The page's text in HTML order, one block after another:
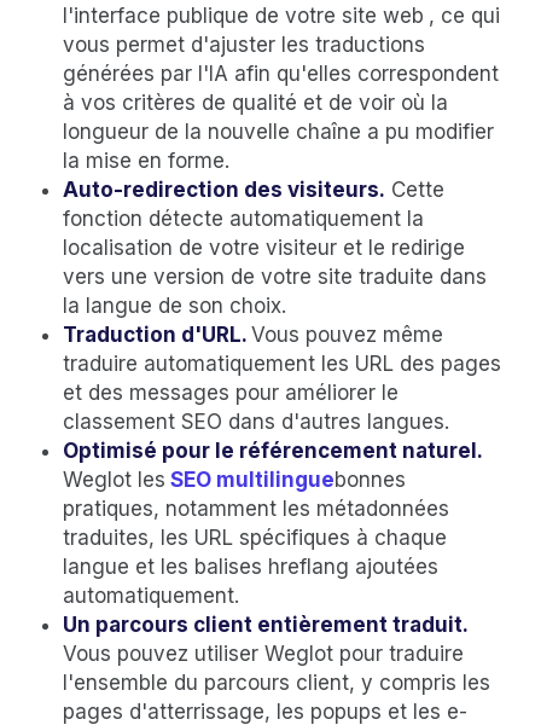
l'interface publique de votre site web , ce qui
vous permet d'ajuster les traductions
générées par l'IA afin qu'elles correspondent
à vos critères de qualité et de voir où la
longueur de la nouvelle chaîne a pu modifier
la mise en forme.
Auto-redirection des visiteurs. Cette
fonction détecte automatiquement la
localisation de votre visiteur et le redirige
vers une version de votre site traduite dans
la langue de son choix.
Traduction d'URL. Vous pouvez même
traduire automatiquement les URL des pages
et des messages pour améliorer le
classement SEO dans d'autres langues.
Optimisé pour le référencement naturel.
Weglot les SEO multilinguebonnes
pratiques, notamment les métadonnées
traduites, les URL spécifiques à chaque
langue et les balises hreflang ajoutées
automatiquement.
Un parcours client entièrement traduit.
Vous pouvez utiliser Weglot pour traduire
l'ensemble du parcours client, y compris les
pages d'atterrissage, les popups et les e-